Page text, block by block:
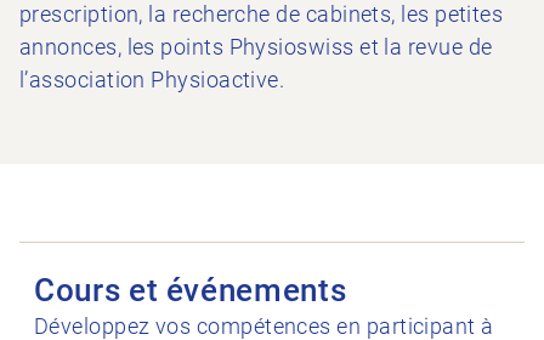
prescription, la recherche de cabinets, les petites
annonces, les points Physioswiss et la revue de
l’association Physioactive.
Cours et événements
Développez vos compétences en participant à